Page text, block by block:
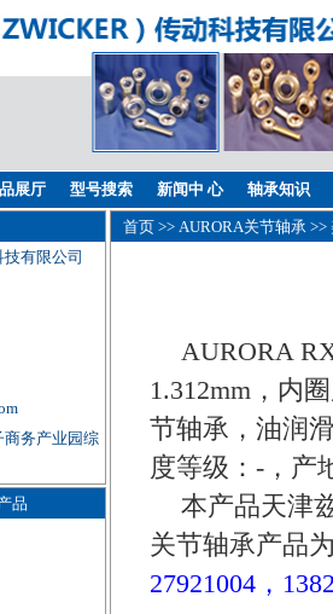
展厅 型号搜索 新闻中 心 轴承知识
有限公司
务产业园综
品
首页 >> AURORA关节轴承 >>
AURORA
1.312mm，内
节轴承，油润
度等级：-，产
本产品天津
关节轴承产品
27921004，